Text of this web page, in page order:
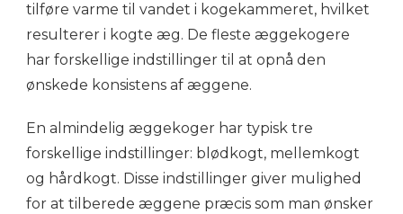
tilføre varme til vandet i kogekammeret, hvilket
resulterer i kogte æg. De fleste æggekogere
har forskellige indstillinger til at opnå den
ønskede konsistens af æggene.
En almindelig æggekoger har typisk tre
forskellige indstillinger: blødkogt, mellemkogt
og hårdkogt. Disse indstillinger giver mulighed
for at tilberede æggene præcis som man ønsker